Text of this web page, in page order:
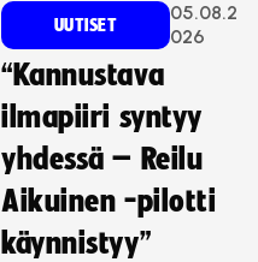
UUTISET
05.08.2
026
“Kannustava
ilmapiiri syntyy
yhdessä – Reilu
Aikuinen -pilotti
käynnistyy”